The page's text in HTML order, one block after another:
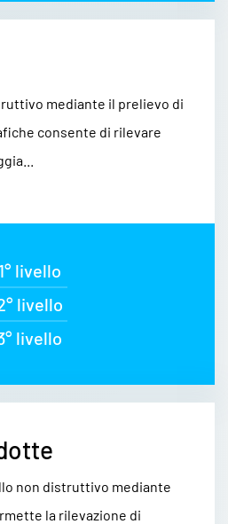
mediante il prelievo di
consente di rilevare
1° livello
livello
livello
non distruttivo mediante
la rilevazione di